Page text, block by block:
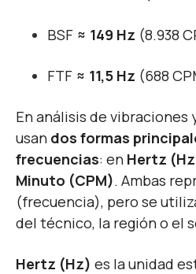
BSF ≈ 149 Hz (8.938
FTF ≈ 11,5 Hz (688
En análisis de vibraciones
usan dos formas
frecuencias: en Hertz
Minuto (CPM). Ambas
(frecuencia), pero se
del técnico, la región o el
Hertz (Hz) es la unidad